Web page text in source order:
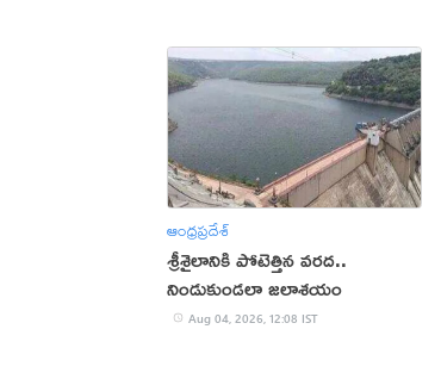
ఆంధ్రప్రదేశ్
శ్రీశైలానికి పోటెత్తిన వరద..
నిండుకుండలా జలాశయం
Aug 04, 2026, 12:08 IST